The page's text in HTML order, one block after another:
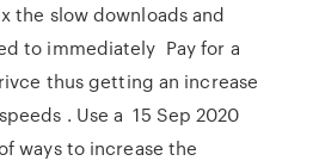
the slow downloads and
to immediately Pay for a
thus getting an increase
. Use a 15 Sep 2020
ways to increase the